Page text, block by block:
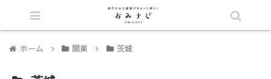
ホーム 関東 茨城
シェア